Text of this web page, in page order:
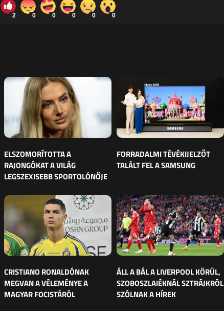
2 0 0 0 0 0
ELSZOMORÍTOTTA A
RAJONGÓKAT A VILÁG
LEGSZEXISEBB SPORTOLÓNŐJE
FORRADALMI TÉVÉKIJELZŐT
TALÁLT FEL A SAMSUNG
CRISTIANO RONALDÓNAK
MEGVAN A VÉLEMÉNYE A
MAGYAR FOCISTÁRÓL
ÁLL A BÁL A LIVERPOOL KÖRÜL,
SZOBOSZLAIÉKNÁL SZTRÁJKRÓL
SZÓLNAK A HÍREK